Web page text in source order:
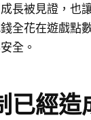
長被見證，也
全花在遊戲點
全。
已經造